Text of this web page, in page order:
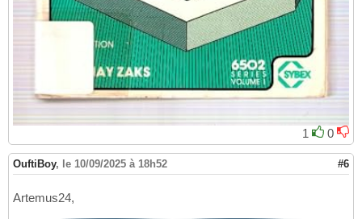
1 0
OuftiBoy, le 10/09/2025 à 18h52 #6
Artemus24,